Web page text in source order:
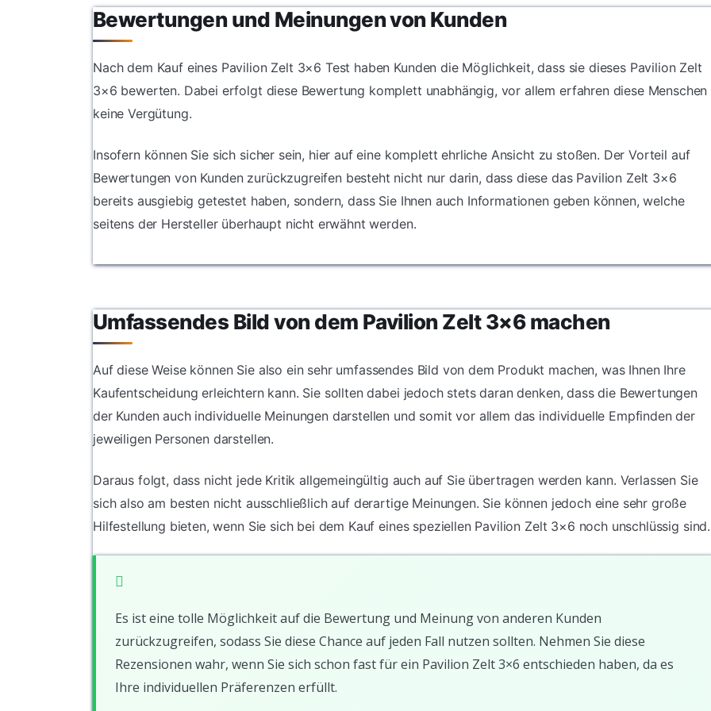
Bewertungen und Meinungen von Kunden
Nach dem Kauf eines Pavilion Zelt 3×6 Test haben Kunden die Möglichkeit, dass sie dieses Pavilion Zelt
3×6 bewerten. Dabei erfolgt diese Bewertung komplett unabhängig, vor allem erfahren diese Menschen
keine Vergütung.
Insofern können Sie sich sicher sein, hier auf eine komplett ehrliche Ansicht zu stoßen. Der Vorteil auf
Bewertungen von Kunden zurückzugreifen besteht nicht nur darin, dass diese das Pavilion Zelt 3×6
bereits ausgiebig getestet haben, sondern, dass Sie Ihnen auch Informationen geben können, welche
seitens der Hersteller überhaupt nicht erwähnt werden.
Umfassendes Bild von dem Pavilion Zelt 3×6 machen
Auf diese Weise können Sie also ein sehr umfassendes Bild von dem Produkt machen, was Ihnen Ihre
Kaufentscheidung erleichtern kann. Sie sollten dabei jedoch stets daran denken, dass die Bewertungen
der Kunden auch individuelle Meinungen darstellen und somit vor allem das individuelle Empfinden der
jeweiligen Personen darstellen.
Daraus folgt, dass nicht jede Kritik allgemeingültig auch auf Sie übertragen werden kann. Verlassen Sie
sich also am besten nicht ausschließlich auf derartige Meinungen. Sie können jedoch eine sehr große
Hilfestellung bieten, wenn Sie sich bei dem Kauf eines speziellen Pavilion Zelt 3×6 noch unschlüssig sind.
Es ist eine tolle Möglichkeit auf die Bewertung und Meinung von anderen Kunden
zurückzugreifen, sodass Sie diese Chance auf jeden Fall nutzen sollten. Nehmen Sie diese
Rezensionen wahr, wenn Sie sich schon fast für ein Pavilion Zelt 3×6 entschieden haben, da es
Ihre individuellen Präferenzen erfüllt.